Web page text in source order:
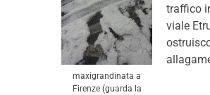
maxigrandinata a
Firenze (guarda la
traffico
viale